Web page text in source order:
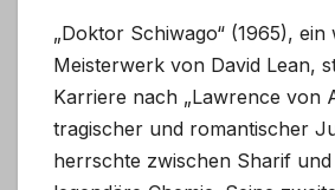
„Doktor Schiwago“ (1965), ein
Meisterwerk von David Lean,
Karriere nach „Lawrence von
tragischer und romantischer
herrschte zwischen Sharif und